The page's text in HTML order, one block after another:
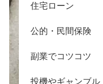
住宅ローン
公的・民間保険
副業でコツコツ
投機やギャンブル